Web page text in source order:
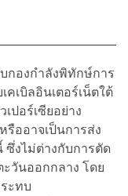
กองกำลังพิทักษ์การ
คเบิลอินเตอร์เน็ตใต้
ปอร์เซียอย่าง
รืออาจเป็นการส่ง
งไม่ต่างกับการตัด
วันออกกลาง โดย
ะทบ